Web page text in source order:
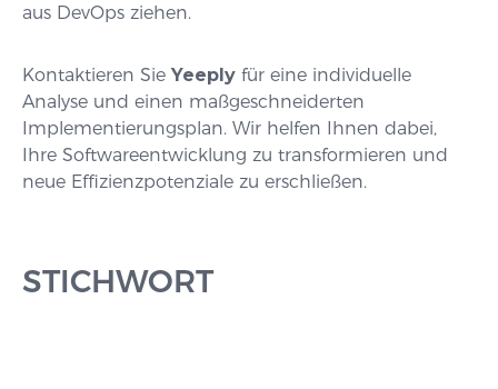
aus DevOps ziehen.
Kontaktieren Sie Yeeply für eine individuelle
Analyse und einen maßgeschneiderten
Implementierungsplan. Wir helfen Ihnen dabei,
Ihre Softwareentwicklung zu transformieren und
neue Effizienzpotenziale zu erschließen.
STICHWORT